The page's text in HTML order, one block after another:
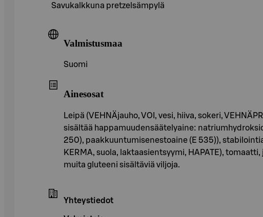
Savukalkkuna pretzelsämpylä
Valmistusmaa
Suomi
Ainesosat
Leipä (VEHNÄjauho, VOI, vesi, hiiva, sokeri,
sisältää happamuudensäätelyaine:
250), paakkuuntumisenestoaine (E 535)),
KERMA, suola, laktaasientsyymi, HAPATE),
muita gluteeni sisältäviä viljoja.
Yhteystiedot